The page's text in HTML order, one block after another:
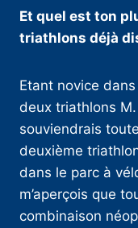
Et quel est ton
triathlons déjà
Etant novice
deux triathlons
souviendrais
deuxième
dans le parc à
m’aperçois que
combinaison